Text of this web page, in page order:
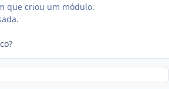
que criou um módulo.